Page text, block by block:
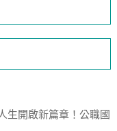
生開啟新篇章！公職國